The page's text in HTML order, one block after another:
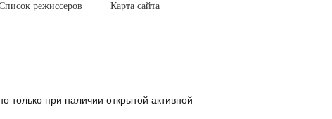
режиссеров
Карта сайта
только при наличии открытой активной